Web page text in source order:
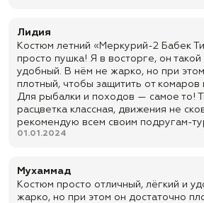
✅ 2 боковых глубоких кармана на молнии
✅ Доставка по всей России
✅ Быстрая отправка
Лидия
Костюм летний «Меркурий-2 Бабек
просто пушка! Я в восторге, он такой
удобный. В нём не жарко, но при
плотный, чтобы защитить от комаров
Для рыбалки и походов — самое то!
расцветка классная, движения не
рекомендую всем своим подругам-
01.01.2024
Мухаммад
Костюм просто отличный, лёгкий и
жарко, но при этом он достаточно